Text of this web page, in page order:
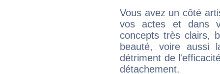
Vous avez un côté
vos actes et dans
concepts très clairs,
beauté, voire aussi
détriment de
détachement.